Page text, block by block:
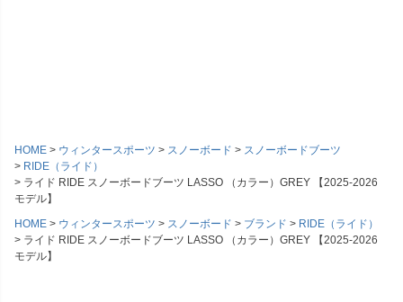
HOME ウィンタースポーツ スノーボード
スノーボードブーツ
RIDE（ライド）
ライド RIDE スノーボードブーツ LASSO （カラー）GREY 【2025-2026
モデル】
HOME
ウィンタースポーツ スノーボード ブランド
RIDE（ライド）
ライド RIDE スノーボードブーツ LASSO （カラー）GREY 【2025-2026
モデル】